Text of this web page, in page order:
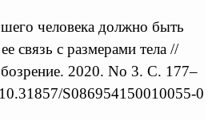
человека должно быть
связь с размерами тела //
2020. No 3. С. 177–
S086954150010055-0